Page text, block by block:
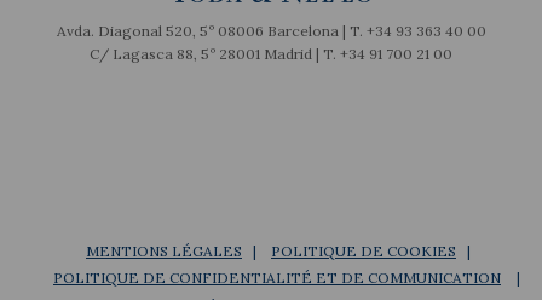
Avda. Diagonal 520, 5º 08006 Barcelona | T. +34 93 363 40 00
C/ Lagasca 88, 5º 28001 Madrid | T. +34 91 700 21 00
MENTIONS LÉGALES
POLITIQUE DE COOKIES
POLITIQUE DE CONFIDENTIALITÉ ET DE COMMUNICATION